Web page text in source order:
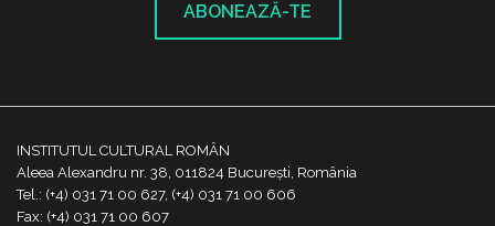
ABONEAZĂ-TE
INSTITUTUL CULTURAL ROMÂN
Aleea Alexandru nr. 38, 011824 București, România
Tel.: (+4) 031 71 00 627, (+4) 031 71 00 606
Fax: (+4) 031 71 00 607